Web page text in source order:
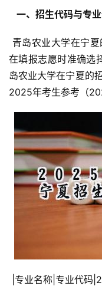
一、招生代码与专
青岛农业大学在宁
在填报志愿时准确选
岛农业大学在宁夏的
2025年考生参考（
|专业名称|专业代码